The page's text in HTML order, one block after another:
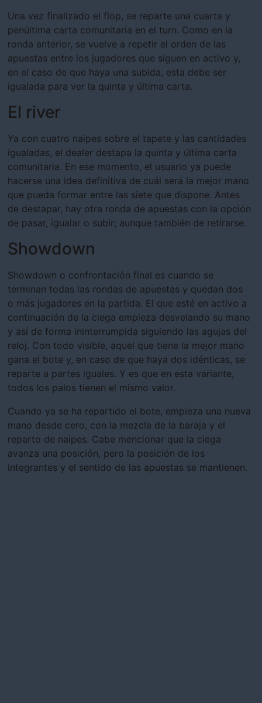
Una vez finalizado el flop, se reparte una cuarta y
penúltima carta comunitaria en el turn. Como en la
ronda anterior, se vuelve a repetir el orden de las
apuestas entre los jugadores que siguen en activo y,
en el caso de que haya una subida, esta debe ser
igualada para ver la quinta y última carta.
El river
Ya con cuatro naipes sobre el tapete y las cantidades
igualadas, el dealer destapa la quinta y última carta
comunitaria. En ese momento, el usuario ya puede
hacerse una idea definitiva de cuál será la mejor mano
que pueda formar entre las siete que dispone. Antes
de destapar, hay otra ronda de apuestas con la opción
de pasar, igualar o subir; aunque también de retirarse.
Showdown
Showdown o confrontación final es cuando se
terminan todas las rondas de apuestas y quedan dos
o más jugadores en la partida. El que esté en activo a
continuación de la ciega empieza desvelando su mano
y así de forma ininterrumpida siguiendo las agujas del
reloj. Con todo visible, aquel que tiene la mejor mano
gana el bote y, en caso de que haya dos idénticas, se
reparte a partes iguales. Y es que en esta variante,
todos los palos tienen el mismo valor.
Cuando ya se ha repartido el bote, empieza una nueva
mano desde cero, con la mezcla de la baraja y el
reparto de naipes. Cabe mencionar que la ciega
avanza una posición, pero la posición de los
integrantes y el sentido de las apuestas se mantienen.